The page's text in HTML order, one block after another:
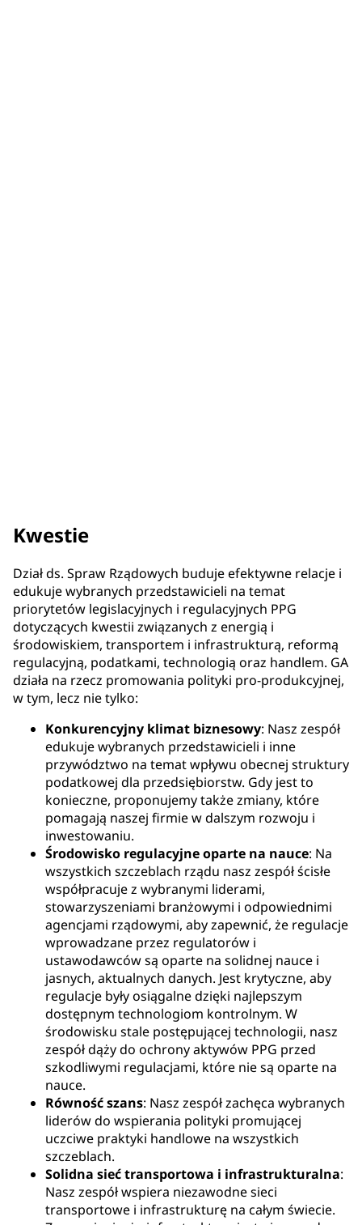
Kwestie
Dział ds. Spraw Rządowych buduje efektywne relacje i
edukuje wybranych przedstawicieli na temat
priorytetów legislacyjnych i regulacyjnych PPG
dotyczących kwestii związanych z energią i
środowiskiem, transportem i infrastrukturą, reformą
regulacyjną, podatkami, technologią oraz handlem. GA
działa na rzecz promowania polityki pro-produkcyjnej,
w tym, lecz nie tylko:
Konkurencyjny klimat biznesowy: Nasz zespół
edukuje wybranych przedstawicieli i inne
przywództwo na temat wpływu obecnej struktury
podatkowej dla przedsiębiorstw. Gdy jest to
konieczne, proponujemy także zmiany, które
pomagają naszej firmie w dalszym rozwoju i
inwestowaniu.
Środowisko regulacyjne oparte na nauce: Na
wszystkich szczeblach rządu nasz zespół ścisłe
współpracuje z wybranymi liderami,
stowarzyszeniami branżowymi i odpowiednimi
agencjami rządowymi, aby zapewnić, że regulacje
wprowadzane przez regulatorów i
ustawodawców są oparte na solidnej nauce i
jasnych, aktualnych danych. Jest krytyczne, aby
regulacje były osiągalne dzięki najlepszym
dostępnym technologiom kontrolnym. W
środowisku stale postępującej technologii, nasz
zespół dąży do ochrony aktywów PPG przed
szkodliwymi regulacjami, które nie są oparte na
nauce.
Równość szans: Nasz zespół zachęca wybranych
liderów do wspierania polityki promującej
uczciwe praktyki handlowe na wszystkich
szczeblach.
Solidna sieć transportowa i infrastrukturalna:
Nasz zespół wspiera niezawodne sieci
transportowe i infrastrukturę na całym świecie.